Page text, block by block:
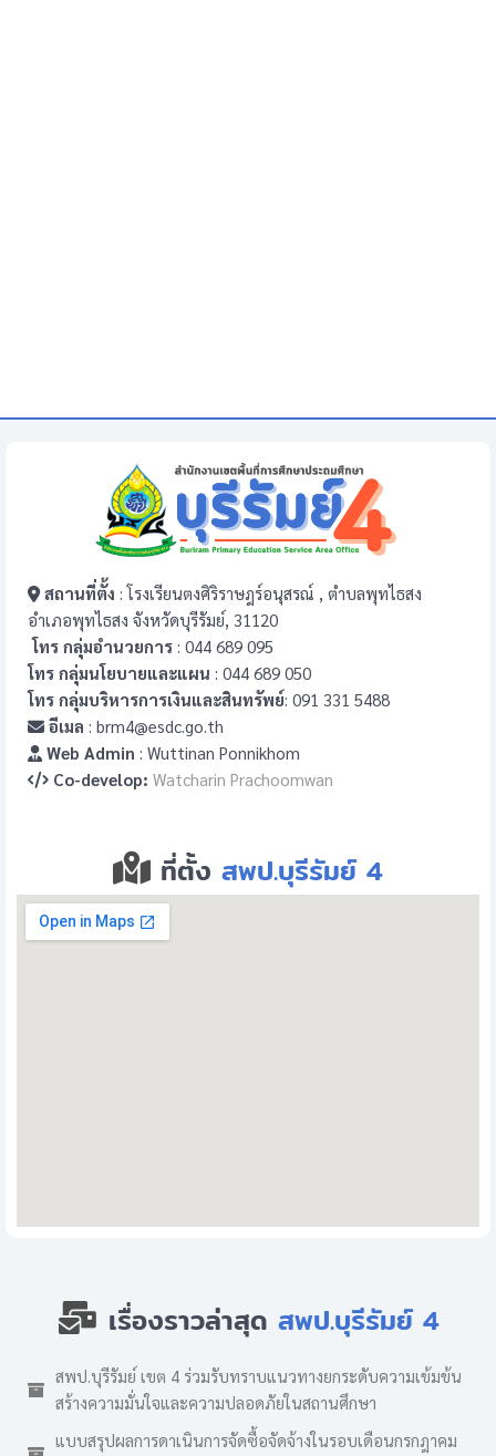
สถานที่ตั้ง : โรงเรียนตงศิริราษฎร์อนุสรณ์ , ตำบลพุทไธสง
อำเภอพุทไธสง จังหวัดบุรีรัมย์, 31120
โทร กลุ่มอำนวยการ : 044 689 095
โทร กลุ่มนโยบายและแผน : 044 689 050
โทร กลุ่มบริหารการเงินและสินทรัพย์: 091 331 5488
อีเมล : brm4@esdc.go.th
Web Admin : Wuttinan Ponnikhom
Co-develop: Watcharin Prachoomwan
ที่ตั้ง สพป.บุรีรัมย์ 4
เรื่องราวล่าสุด สพป.บุรีรัมย์ 4
สพป.บุรีรัมย์ เขต 4 ร่วมรับทราบแนวทางยกระดับความเข้มข้น
สร้างความมั่นใจและความปลอดภัยในสถานศึกษา
แบบสรุปผลการดาเนินการจัดซื้อจัดจ้างในรอบเดือนกรกฎาคม